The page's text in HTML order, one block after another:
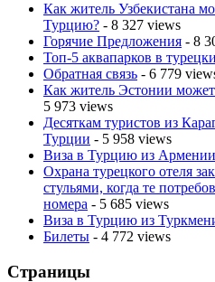
Как житель Узбекистана
Турцию? - 8 327 views
Горячие Предложения - 8
Топ-5 аквапарков в
Обратная связь - 6 779
Как житель Эстонии
5 973 views
Десяткам туристов из
Турции - 5 958 views
Виза в Турцию из Армении
Охрана турецкого отеля
стульями, когда те
номера - 5 685 views
Виза в Турцию из
Билеты - 4 772 views
Страницы